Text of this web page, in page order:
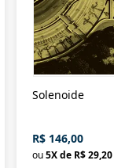
Solenoide
R$ 146,00
ou5X de R$ 29,20